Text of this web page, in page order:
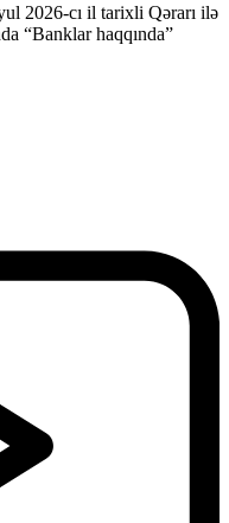
2026-cı il tarixli Qərarı ilə
“Banklar haqqında”